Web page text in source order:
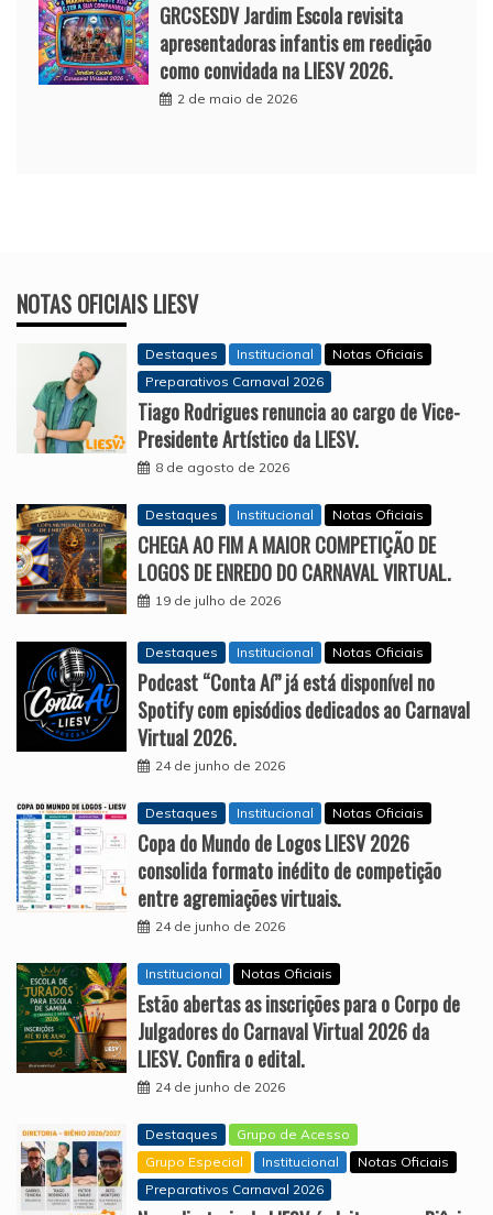
GRCSESDV Jardim Escola revisita
apresentadoras infantis em reedição
como convidada na LIESV 2026.
2 de maio de 2026
NOTAS OFICIAIS LIESV
Destaques Institucional
Notas Oficiais
Preparativos Carnaval 2026
Tiago Rodrigues renuncia ao cargo de Vice-
Presidente Artístico da LIESV.
8 de agosto de 2026
Destaques Institucional Notas Oficiais
CHEGA AO FIM A MAIOR COMPETIÇÃO DE
LOGOS DE ENREDO DO CARNAVAL VIRTUAL.
19 de julho de 2026
Destaques Institucional Notas Oficiais
Podcast “Conta Aí” já está disponível no
Spotify com episódios dedicados ao Carnaval
Virtual 2026.
24 de junho de 2026
Destaques Institucional Notas Oficiais
Copa do Mundo de Logos LIESV 2026
consolida formato inédito de competição
entre agremiações virtuais.
24 de junho de 2026
Institucional Notas Oficiais
Estão abertas as inscrições para o Corpo de
Julgadores do Carnaval Virtual 2026 da
LIESV. Confira o edital.
24 de junho de 2026
Destaques
Grupo de Acesso
Grupo Especial
Institucional
Notas Oficiais
Preparativos Carnaval 2026